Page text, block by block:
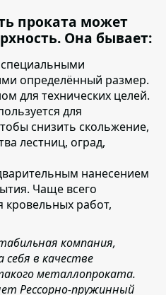
проката может
Она бывает:
определённый размер.
для технических целей.
для
снизить скольжение,
лестниц, оград,
нанесением
. Чаще всего
кровельных работ,
компания,
себя в качестве
металлопроката.
Рессорно-пружинный